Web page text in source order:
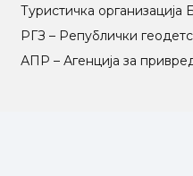
Туристичка организација
РГЗ – Републички
АПР – Агенција за